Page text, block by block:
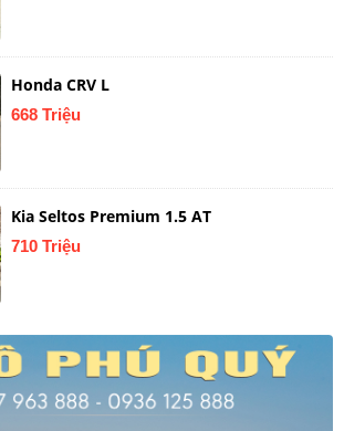
Honda CRV L
668 Triệu
Kia Seltos Premium 1.5 AT
710 Triệu